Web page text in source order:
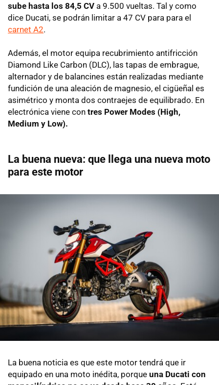
sube hasta los 84,5 CV a 9.500 vueltas. Tal y como
dice Ducati, se podrán limitar a 47 CV para para el
carnet A2.
Además, el motor equipa recubrimiento antifricción
Diamond Like Carbon (DLC), las tapas de embrague,
alternador y de balancines están realizadas mediante
fundición de una aleación de magnesio, el cigüeñal es
asimétrico y monta dos contraejes de equilibrado. En
electrónica viene con tres Power Modes (High,
Medium y Low).
La buena nueva: que llega una nueva moto
para este motor
La buena noticia es que este motor tendrá que ir
equipado en una moto inédita, porque una Ducati con